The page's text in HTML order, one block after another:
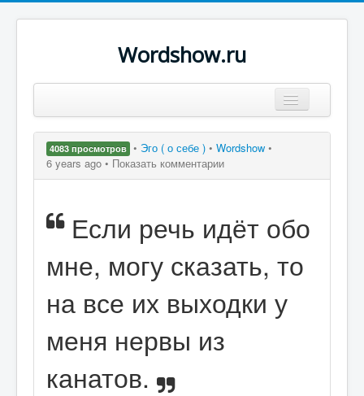
Wordshow.ru
Популярные цитаты
Поиск
4083 просмотров • Эго ( о себе ) • Wordshow •
6 years ago • Показать комментарии
Если речь идёт обо
мне, могу сказать, то
на все их выходки у
меня нервы из
канатов.